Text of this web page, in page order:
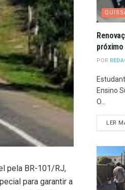
pela BR-101/RJ,
para garantir a
próximo
POR
Ensino
O...
LER